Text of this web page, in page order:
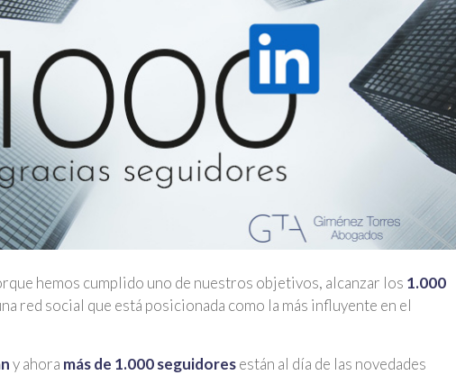
hemos cumplido uno de nuestros objetivos, alcanzar los 1.000
red social que está posicionada como la más influyente en el
y ahora más de 1.000 seguidoresestán al día de las novedades